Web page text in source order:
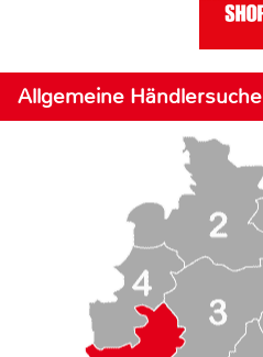
Allgemeine Händlersuche